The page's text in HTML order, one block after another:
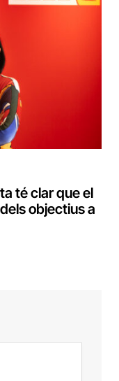
té clar que el
objectius a